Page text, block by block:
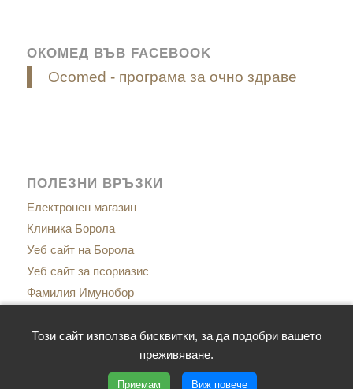
ОКОМЕД ВЪВ FACEBOOK
Ocomed - програма за очно здраве
ПОЛЕЗНИ ВРЪЗКИ
Електронен магазин
Клиника Борола
Уеб сайт на Борола
Уеб сайт за псориазис
Фамилия Имунобор
Сайт за имунитет
Този сайт използва бисквитки, за да подобри вашето
преживяване.
Приемам Виж повече